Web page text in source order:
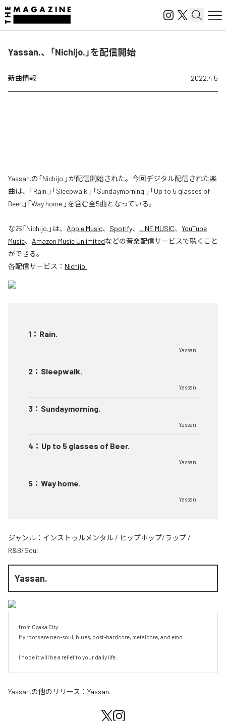
Yassan.、「Nichijo.」を配信開始
新曲情報 2022.4.5
Yassan.の「Nichijo.」が配信開始された。今回デジタル配信された楽
曲は、「Rain.」「Sleepwalk.」「Sundaymorning.」「Up to 5 glasses of
Beer.」「Way home.」を含む全5曲となっている。
なお「Nichijo. 」は、 Apple Music、 Spotify、 LINE MUSIC、 YouTube
Music、 Amazon Music Unlimitedなどの音楽配信サービスで聴くこと
ができる。
各配信サービス： Nichijo.
1 ： Rain.
Yassan.
2 ： Sleepwalk.
Yassan.
3 ： Sundaymorning.
Yassan.
4 ： Up to 5 glasses of Beer.
Yassan.
5 ： Way home.
Yassan.
ジャンル： インストゥルメンタル / ヒップホップ/ラップ /
R&B/Soul
Yassan.
from Osaka City.
My roots are neo-soul, blues, post-hardcore, metalcore, and emo.
I hope it will be a relief to your daily life.
Yassan.の他のリリース： Yassan.